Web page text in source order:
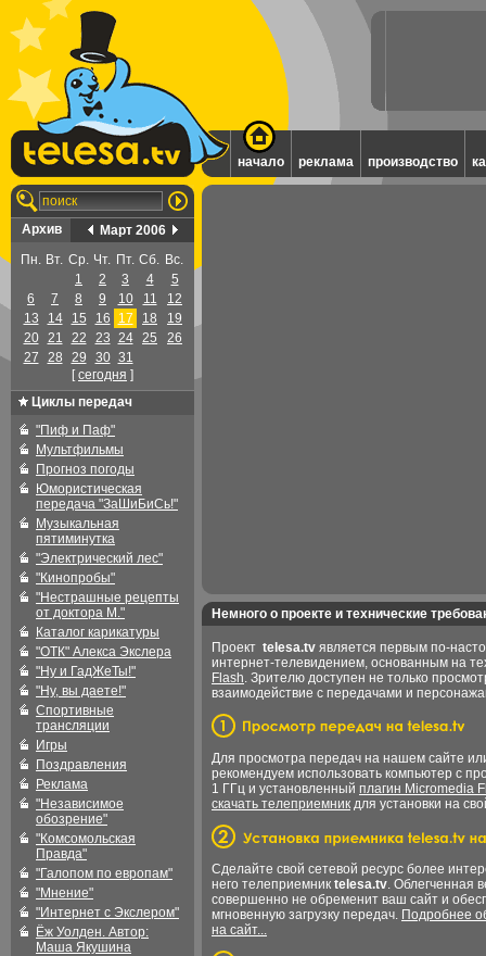
начало реклама производство
Архив
Март 2006
Пн. Вт. Ср. Чт. Пт. Сб. Вс.
1
2 3 4
5
6
7 8 9 10 11
12
13
14 15 16 17 18
19
20
21 22 23 24 25
26
27
28 29 30 31
[cегодня ]
Циклы передач
"Пиф и Паф"
Мультфильмы
Прогноз погоды
Юмористическая
передача "ЗаШиБиСь!"
Музыкальная
пятиминутка
"Электрический лес"
"Кинопробы"
"Нестрашные рецепты
от доктора М."
Каталог карикатуры
"ОТК" Алекса Экслера
"Ну и ГадЖеТы!"
"Ну, вы даете!"
Спортивные
трансляции
Игры
Поздравления
Реклама
"Независимое
обозрение"
"Комсомольская
Правда"
"Галопом по европам"
"Мнение"
"Интернет с Экслером"
Ёж Уолден. Автор:
Маша Якушина
Немного о проекте и технические
Проект telesa.tv является первым по-
интернет-телевидением, основанным на
Flash. Зрителю доступен не только
взаимодействие с передачами и
Для просмотра передач на нашем сайте
рекомендуем использовать компьютер с
1 ГГц и установленный плагин Micromedia
скачать телеприемник для установки на
Сделайте свой сетевой ресурс более
него телеприемник telesa.tv. Облегченная
совершенно не обременит ваш сайт и
мгновенную загрузку передач. Подробнее
на сайт...